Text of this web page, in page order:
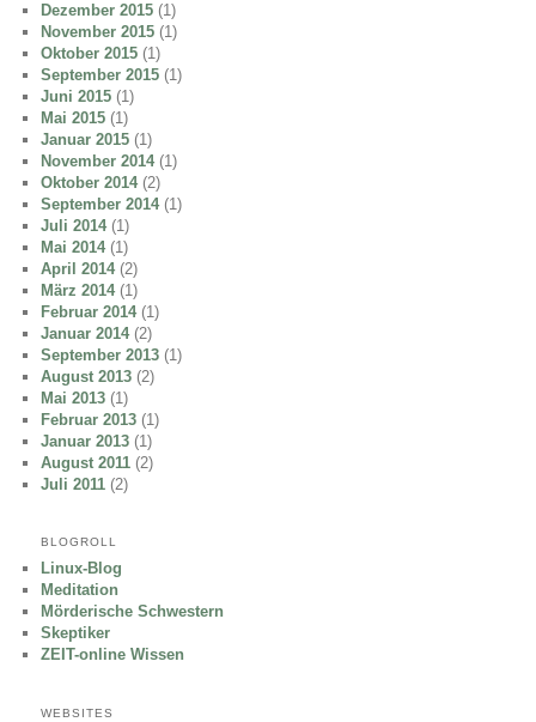
Dezember 2015 (1)
November 2015 (1)
Oktober 2015 (1)
September 2015 (1)
Juni 2015 (1)
Mai 2015 (1)
Januar 2015 (1)
November 2014(1)
Oktober 2014(2)
September 2014(1)
Juli 2014(1)
Mai 2014(1)
April 2014(2)
März 2014(1)
Februar 2014(1)
Januar 2014(2)
September 2013 (1)
August 2013 (2)
Mai 2013 (1)
Februar 2013 (1)
Januar 2013 (1)
August 2011 (2)
Juli 2011 (2)
BLOGROLL
Linux-Blog
Meditation
Mörderische Schwestern
Skeptiker
ZEIT-online Wissen
WEBSITES